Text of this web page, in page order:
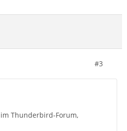
#3
Thunderbird-Forum,